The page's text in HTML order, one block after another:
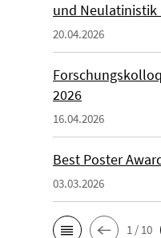
und Neulatinistik
20.04.2026
2026
16.04.2026
Best Poster
03.03.2026
1 / 10